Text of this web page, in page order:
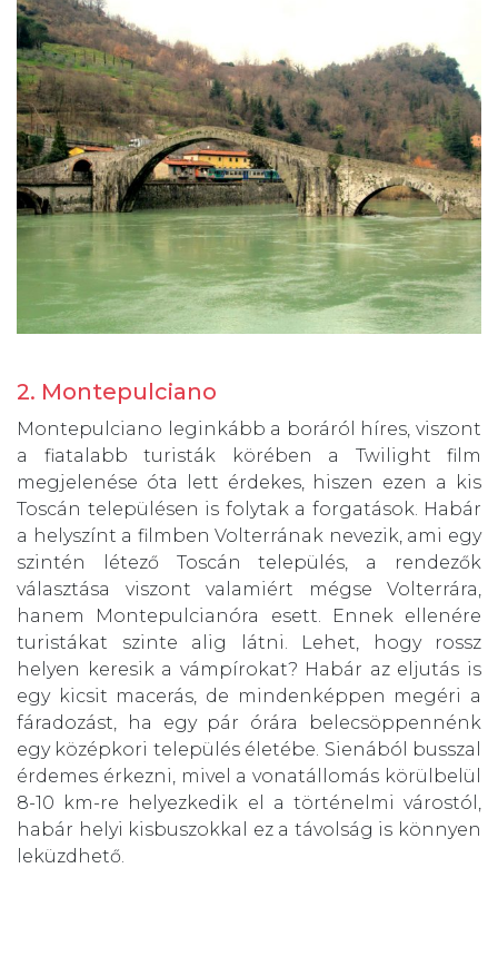
2. Montepulciano
Montepulciano leginkább a boráról híres, viszont
a fiatalabb turisták körében a Twilight film
megjelenése óta lett érdekes, hiszen ezen a kis
Toscán településen is folytak a forgatások. Habár
a helyszínt a filmben Volterrának nevezik, ami egy
szintén létező Toscán település, a rendezők
választása viszont valamiért mégse Volterrára,
hanem Montepulcianóra esett. Ennek ellenére
turistákat szinte alig látni. Lehet, hogy rossz
helyen keresik a vámpírokat? Habár az eljutás is
egy kicsit macerás, de mindenképpen megéri a
fáradozást, ha egy pár órára belecsöppennénk
egy középkori település életébe. Sienából busszal
érdemes érkezni, mivel a vonatállomás körülbelül
8-10 km-re helyezkedik el a történelmi várostól,
habár helyi kisbuszokkal ez a távolság is könnyen
leküzdhető.